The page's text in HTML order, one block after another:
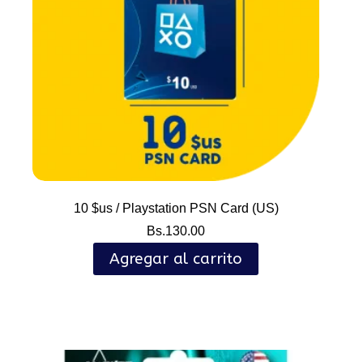
10 $us / Playstation PSN Card (US)
Bs.130.00
Agregar al carrito